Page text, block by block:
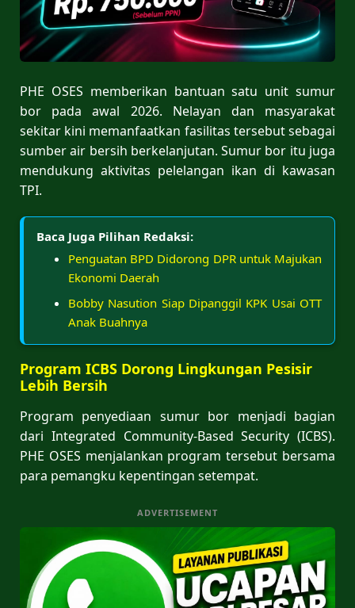
PHE OSES memberikan bantuan satu unit sumur
bor pada awal 2026. Nelayan dan masyarakat
sekitar kini memanfaatkan fasilitas tersebut sebagai
sumber air bersih berkelanjutan. Sumur bor itu juga
mendukung aktivitas pelelangan ikan di kawasan
TPI.
Baca Juga Pilihan Redaksi:
Penguatan BPD Didorong DPR untuk Majukan
Ekonomi Daerah
Bobby Nasution Siap Dipanggil KPK Usai OTT
Anak Buahnya
Program ICBS Dorong Lingkungan Pesisir
Lebih Bersih
Program penyediaan sumur bor menjadi bagian
dari Integrated Community-Based Security (ICBS).
PHE OSES menjalankan program tersebut bersama
para pemangku kepentingan setempat.
ADVERTISEMENT